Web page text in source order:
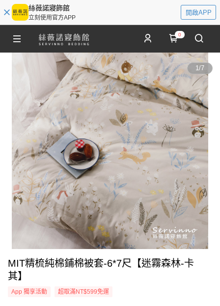
絲薇諾寢飾館
立刻使用官方APP
開啟APP
0
1/7
MIT精梳純棉鋪棉被套-6*7尺【迷霧森林-卡
其】
App 獨享活動 超取滿NT$599免運